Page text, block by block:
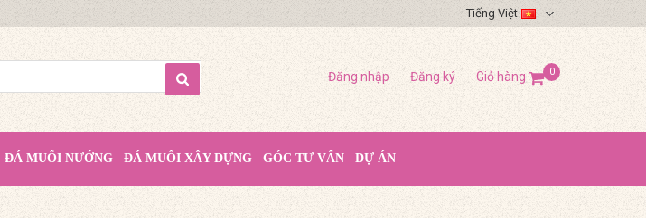
Tiếng Việt
Đăng nhập Đăng ký Giỏ hàng 0
ĐÁ MUỐI NƯỚNG ĐÁ MUỐI XÂY DỰNG GÓC TƯ VẤN DỰ ÁN